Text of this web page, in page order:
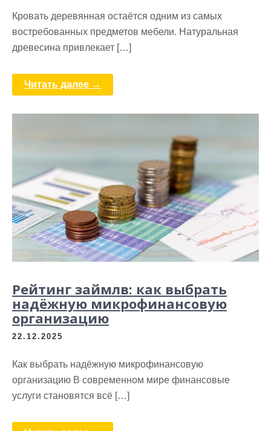
Кровать деревянная остаётся одним из самых
востребованных предметов мебели. Натуральная
древесина привлекает […]
Читать далее →
Рейтинг займлв: как выбрать
надёжную микрофинансовую
организацию
22.12.2025
Как выбрать надёжную микрофинансовую
организацию В современном мире финансовые
услуги становятся всё […]